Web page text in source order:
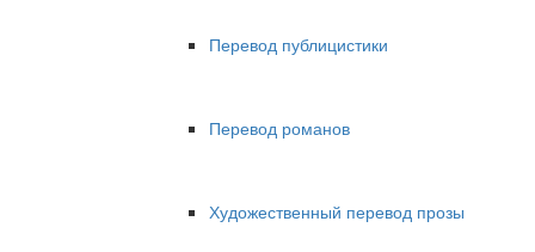
Перевод публицистики
Перевод романов
Художественный перевод прозы